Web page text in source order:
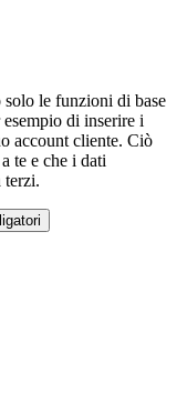
solo le funzioni di base
di inserire i
account cliente. Ciò
te e che i dati
terzi.